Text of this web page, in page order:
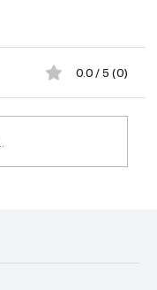
0.0 / 5 (0)